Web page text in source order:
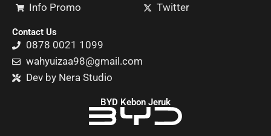
Info Promo
Twitter
Contact Us
0878 0021 1099
wahyuizaa98@gmail.com
Dev by Nera Studio
BYD Kebon Jeruk